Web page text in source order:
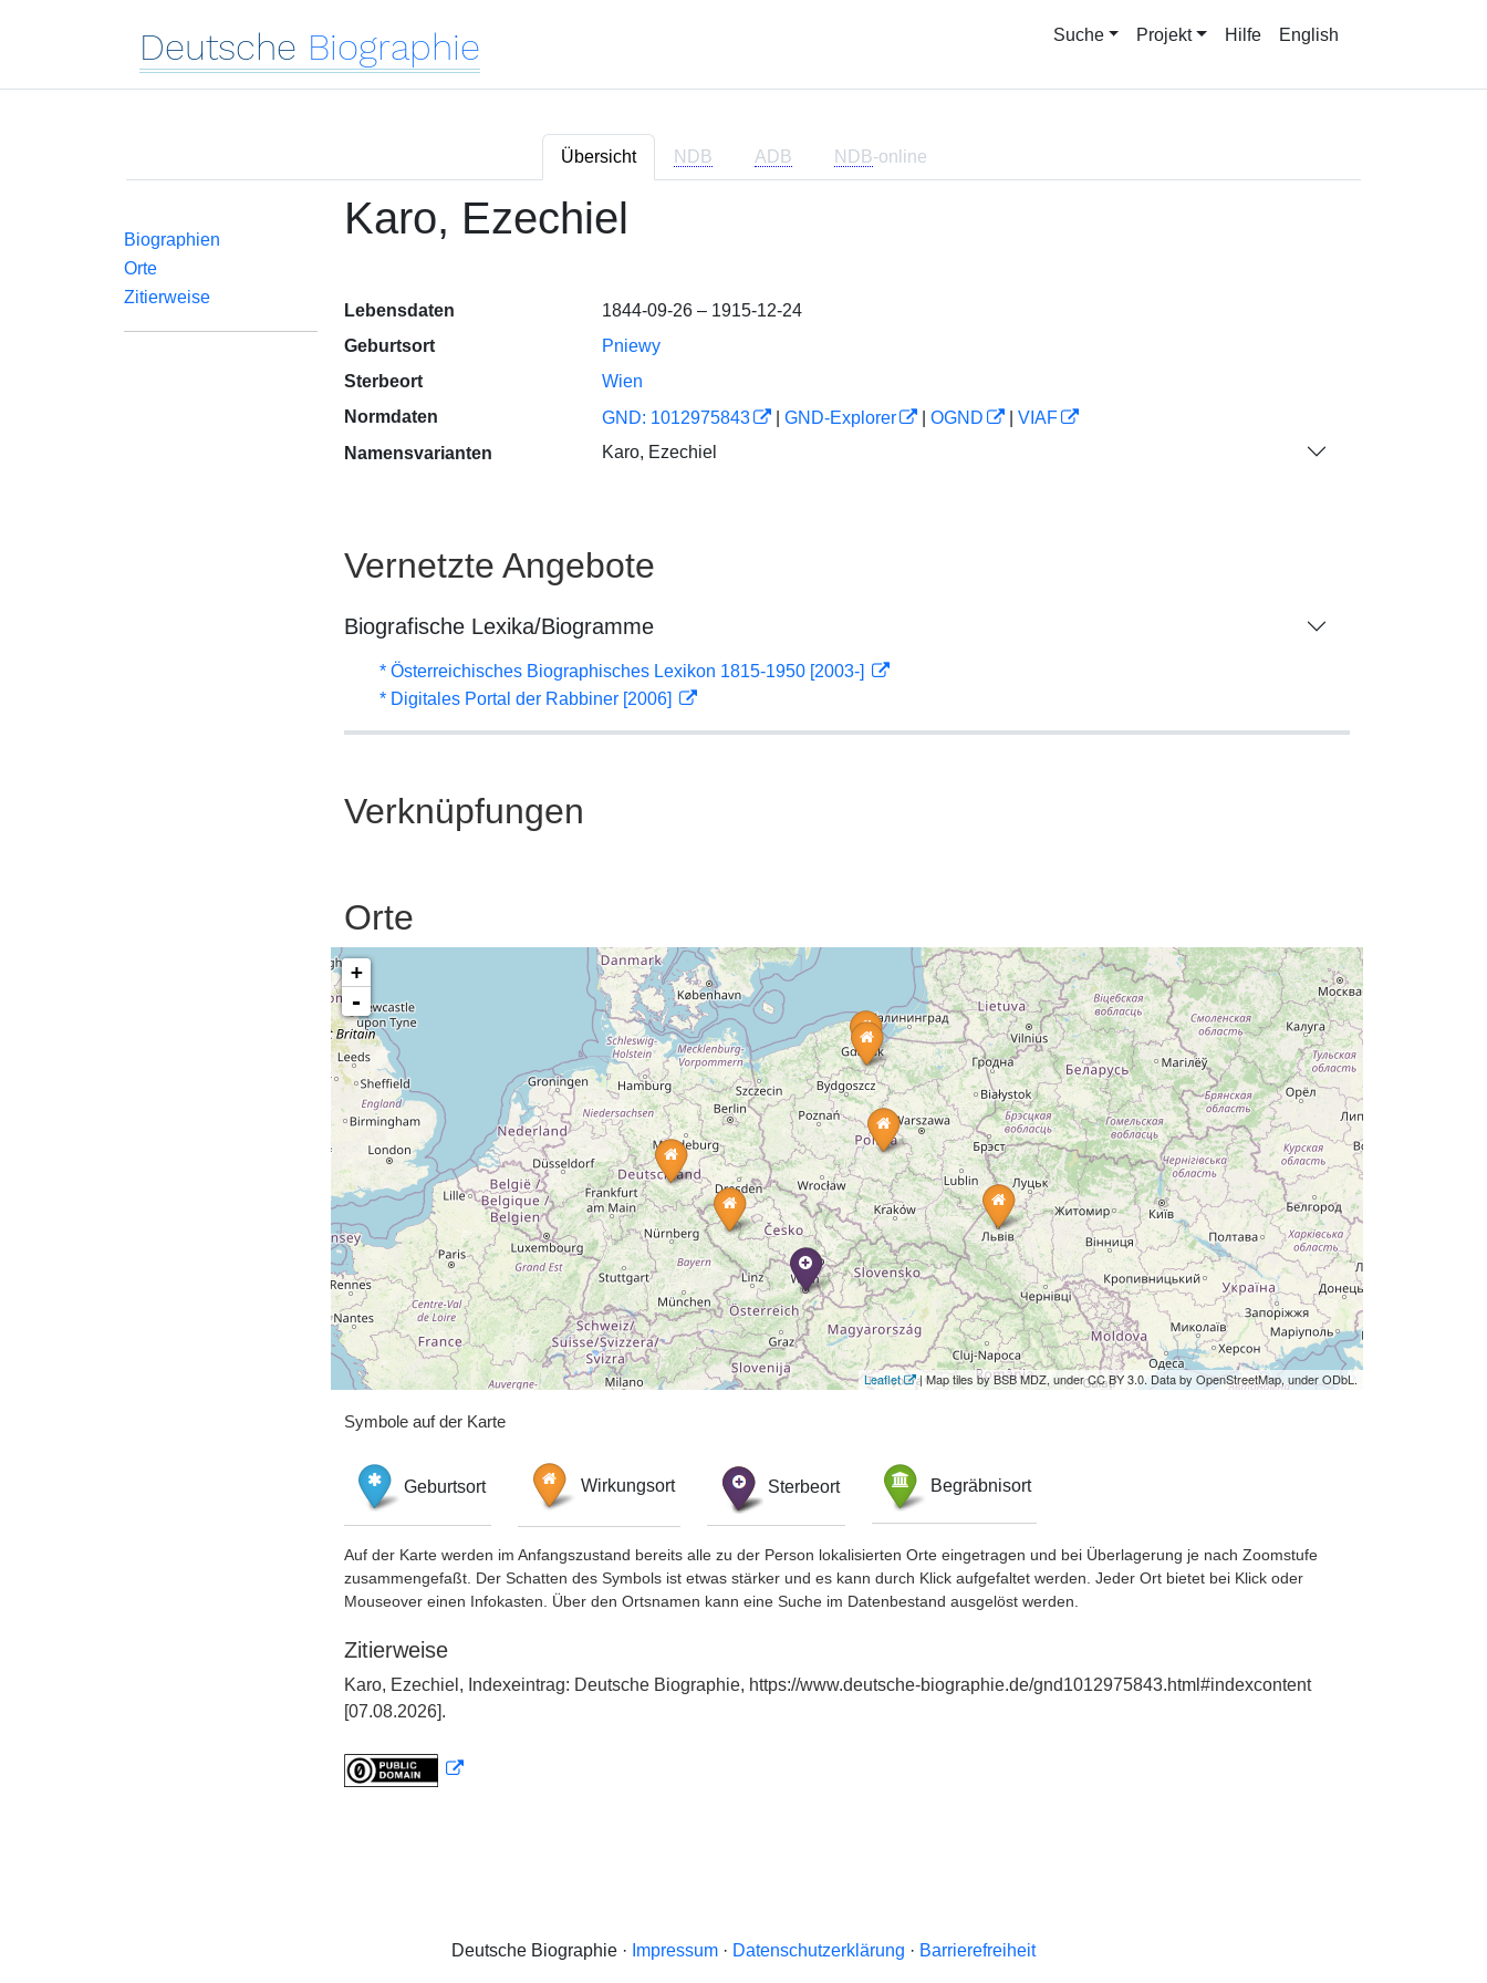
Deutsche Biographie Suche Projekt Hilfe English
Übersicht NDB ADB NDB-online
Biographien
Orte
Zitierweise
Karo, Ezechiel
Lebensdaten
1844-09-26 – 1915-12-24
Geburtsort
Pniewy
Sterbeort
Wien
Normdaten
GND: 1012975843 GND-Explorer OGND
VIAF
Namensvarianten
Karo, Ezechiel
Vernetzte Angebote
Biografische Lexika/Biogramme
* Österreichisches Biographisches Lexikon 1815-1950 [2003-]
* Digitales Portal der Rabbiner [2006]
Verknüpfungen
Orte
+
-
Leaflet | Map tiles by BSB MDZ, under CC BY 3.0. Data by OpenStreetMap, under ODbL.
Symbole auf der Karte
Geburtsort Wirkungsort Sterbeort Begräbnisort
Auf der Karte werden im Anfangszustand bereits alle zu der Person lokalisierten Orte eingetragen und bei Überlagerung je nach Zoomstufe
zusammengefaßt. Der Schatten des Symbols ist etwas stärker und es kann durch Klick aufgefaltet werden. Jeder Ort bietet bei Klick oder
Mouseover einen Infokasten. Über den Ortsnamen kann eine Suche im Datenbestand ausgelöst werden.
Zitierweise
Karo, Ezechiel, Indexeintrag: Deutsche Biographie, https://www.deutsche-biographie.de/gnd1012975843.html#indexcontent
[07.08.2026].
Deutsche Biographie · Impressum · Datenschutzerklärung · Barrierefreiheit